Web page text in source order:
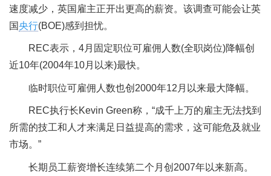
速度减少，英国雇主正开出更高的薪资。该调查可能会让英
国央行(BOE)感到担忧。
REC表示，4月固定职位可雇佣人数(全职岗位)降幅创
近10年(2004年10月以来)最快。
临时职位可雇佣人数也创2000年12月以来最大降幅。
REC执行长Kevin Green称，“成千上万的雇主无法找到
所需的技工和人才来满足日益提高的需求，这可能危及就业
市场。”
长期员工薪资增长连续第二个月创2007年以来新高。